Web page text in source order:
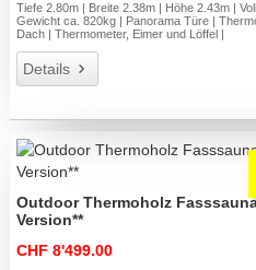
Tiefe 2.80m | Breite 2.38m | Höhe 2.43m |
Gewicht ca. 820kg | Panorama Türe |
Dach | Thermometer, Eimer und Löffel |
Details
Outdoor Thermoholz
Version**
CHF 8'499.00